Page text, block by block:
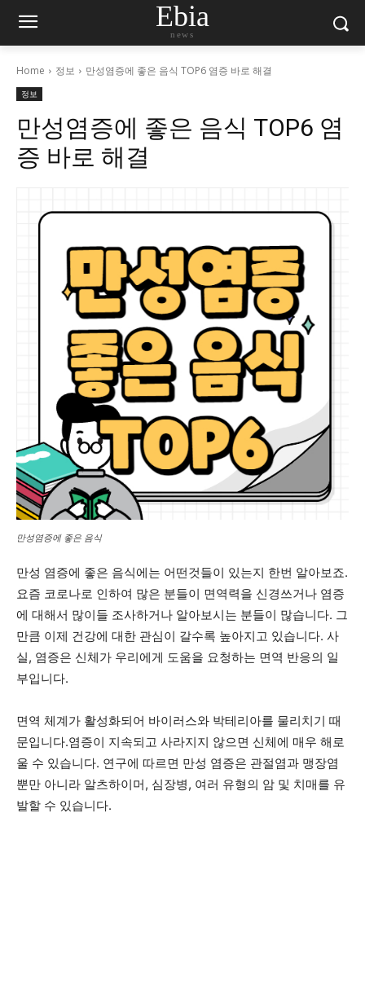
Ebia
news
Home 정보 만성염증에 좋은 음식 TOP6 염증 바로 해결
정보
만성염증에 좋은 음식 TOP6 염
증 바로 해결
만성염증에 좋은 음식
만성 염증에 좋은 음식에는 어떤것들이 있는지 한번 알아보죠.
요즘 코로나로 인하여 많은 분들이 면역력을 신경쓰거나 염증
에 대해서 많이들 조사하거나 알아보시는 분들이 많습니다. 그
만큼 이제 건강에 대한 관심이 갈수록 높아지고 있습니다. 사
실, 염증은 신체가 우리에게 도움을 요청하는 면역 반응의 일
부입니다.
면역 체계가 활성화되어 바이러스와 박테리아를 물리치기 때
문입니다.염증이 지속되고 사라지지 않으면 신체에 매우 해로
울 수 있습니다. 연구에 따르면 만성 염증은 관절염과 맹장염
뿐만 아니라 알츠하이머, 심장병, 여러 유형의 암 및 치매를 유
발할 수 있습니다.